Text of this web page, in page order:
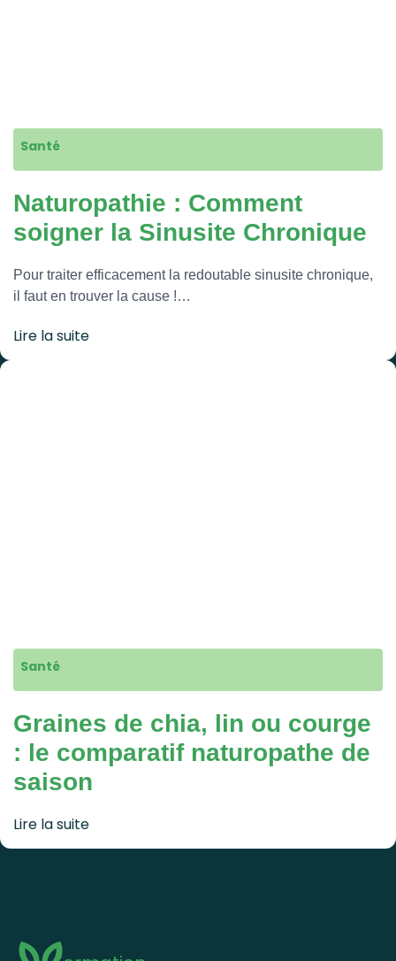
Santé
Naturopathie : Comment
soigner la Sinusite Chronique
Pour traiter efficacement la redoutable sinusite chronique,
il faut en trouver la cause !…
Lire la suite
Santé
Graines de chia, lin ou courge
: le comparatif naturopathe de
saison
Lire la suite